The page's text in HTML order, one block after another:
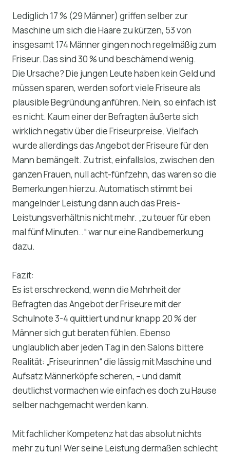
Lediglich 17 % (29 Männer) griffen selber zur
Maschine um sich die Haare zu kürzen, 53 von
insgesamt 174 Männer gingen noch regelmäßig zum
Friseur. Das sind 30 % und beschämend wenig.
Die Ursache? Die jungen Leute haben kein Geld und
müssen sparen, werden sofort viele Friseure als
plausible Begründung anführen. Nein, so einfach ist
es nicht. Kaum einer der Befragten äußerte sich
wirklich negativ über die Friseurpreise. Vielfach
wurde allerdings das Angebot der Friseure für den
Mann bemängelt. Zu trist, einfallslos, zwischen den
ganzen Frauen, null acht-fünfzehn, das waren so die
Bemerkungen hierzu. Automatisch stimmt bei
mangelnder Leistung dann auch das Preis-
Leistungsverhältnis nicht mehr. „zu teuer für eben
mal fünf Minuten..“ war nur eine Randbemerkung
dazu.
Fazit:
Es ist erschreckend, wenn die Mehrheit der
Befragten das Angebot der Friseure mit der
Schulnote 3-4 quittiert und nur knapp 20 % der
Männer sich gut beraten fühlen. Ebenso
unglaublich aber jeden Tag in den Salons bittere
Realität: „Friseurinnen“ die lässig mit Maschine und
Aufsatz Männerköpfe scheren, – und damit
deutlichst vormachen wie einfach es doch zu Hause
selber nachgemacht werden kann.
Mit fachlicher Kompetenz hat das absolut nichts
mehr zu tun! Wer seine Leistung dermaßen schlecht